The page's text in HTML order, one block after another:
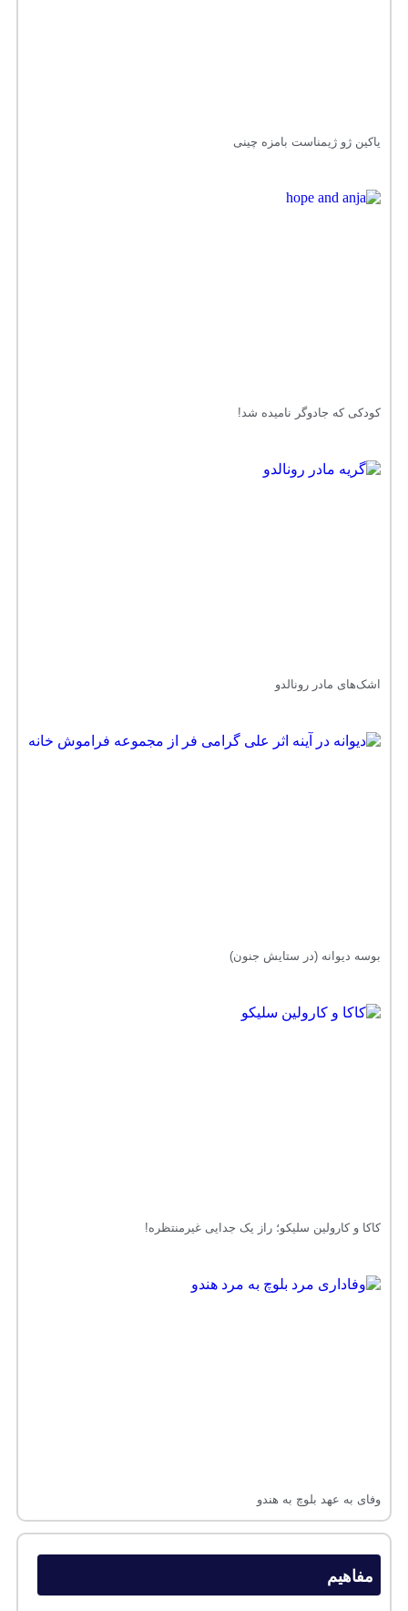
یاکین ژو ژیمناست بامزه چینی
کودکی که جادوگر نامیده شد!
اشک‌های مادر رونالدو
بوسه دیوانه (در ستایش جنون)
کاکا و کارولین سلیکو؛ راز یک جدایی غیرمنتظره!
وفای به عهد بلوچ به هندو
مفاهیم